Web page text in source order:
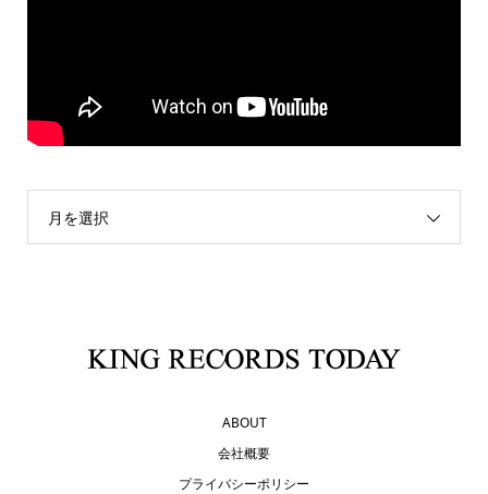
月を選択
ABOUT
会社概要
プライバシーポリシー